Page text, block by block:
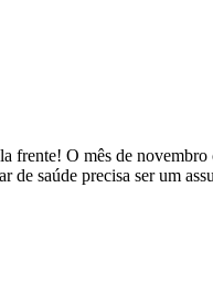
O mês de
de saúde precisa ser um